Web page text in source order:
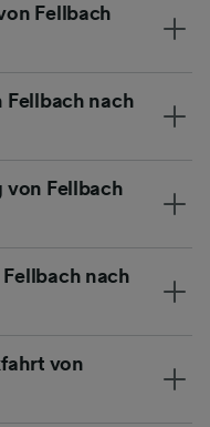
Fellbach
Fellbach nach
von Fellbach
nach
von